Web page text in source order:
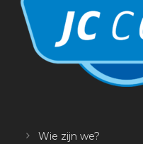
Wie zijn we?